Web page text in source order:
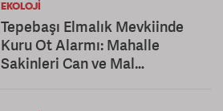
EKOLOJI
Tepebaşı Elmalık Mevkiinde
Kuru Ot Alarmı: Mahalle
Sakinleri Can ve Mal